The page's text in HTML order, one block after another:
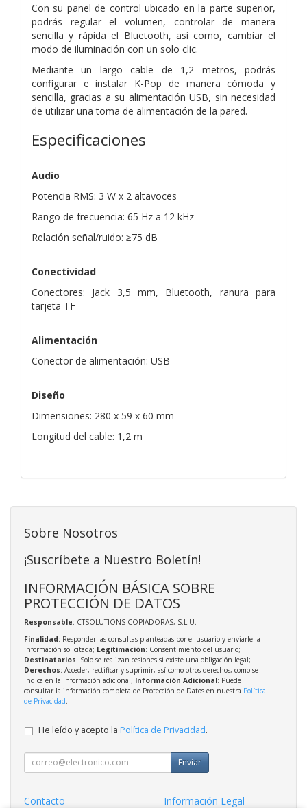
Con su panel de control ubicado en la parte superior,
podrás regular el volumen, controlar de manera
sencilla y rápida el Bluetooth, así como, cambiar el
modo de iluminación con un solo clic.
Mediante un largo cable de 1,2 metros, podrás
configurar e instalar K-Pop de manera cómoda y
sencilla, gracias a su alimentación USB, sin necesidad
de utilizar una toma de alimentación de la pared.
Especificaciones
Audio
Potencia RMS: 3 W x 2 altavoces
Rango de frecuencia: 65 Hz a 12 kHz
Relación señal/ruido: ≥75 dB
Conectividad
Conectores: Jack 3,5 mm, Bluetooth, ranura para
tarjeta TF
Alimentación
Conector de alimentación: USB
Diseño
Dimensiones: 280 x 59 x 60 mm
Longitud del cable: 1,2 m
Sobre Nosotros
¡Suscríbete a Nuestro Boletín!
INFORMACIÓN BÁSICA SOBRE
PROTECCIÓN DE DATOS
Responsable: CTSOLUTIONS COPIADORAS, S.L.U.
Finalidad: Responder las consultas planteadas por el usuario y enviarle la
información solicitada; Legitimación: Consentimiento del usuario;
Destinatarios: Solo se realizan cesiones si existe una obligación legal;
Derechos: Acceder, rectificar y suprimir, así como otros derechos, como se
indica en la información adicional; Información Adicional: Puede
consultar la información completa de Protección de Datos en nuestra Política
de Privacidad
He leído y acepto la Política de Privacidad.
Enviar
Contacto Información Legal